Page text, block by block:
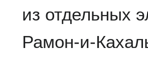
из отдельных
Рамон-и-